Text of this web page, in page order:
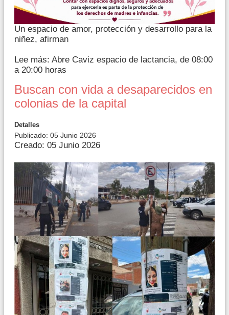
Un espacio de amor, protección y desarrollo para la
niñez, afirman
Lee más: Abre Caviz espacio de lactancia, de 08:00
a 20:00 horas
Buscan con vida a desaparecidos en
colonias de la capital
Detalles
Publicado: 05 Junio 2026
Creado: 05 Junio 2026